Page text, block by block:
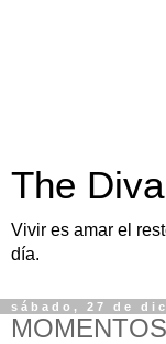
The
Vivir es amar el
día.
sábado, 27 de
MOMENTOS